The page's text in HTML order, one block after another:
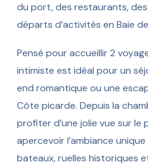
du port, des restaurants,
départs d’activités en Baie
Pensé pour accueillir 2
intimiste est idéal pour un
end romantique ou une
Côte picarde. Depuis la
profiter d’une jolie vue sur
apercevoir l’ambiance
bateaux, ruelles historiques